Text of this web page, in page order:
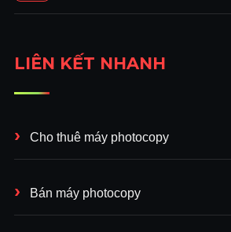
LIÊN KẾT NHANH
Cho thuê máy photocopy
Bán máy photocopy